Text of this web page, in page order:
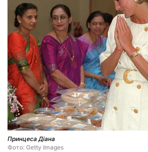
Принцеса Діана
Фото: Getty Images